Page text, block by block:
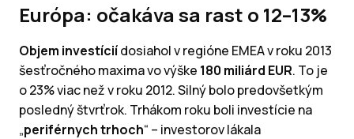
Európa: očakáva sa rast o 12–13%
Objem investíciídosiahol v regióne EMEA v roku 2013
šesťročného maxima vo výške 180 miliárd EUR. To je
o 23% viac než v roku 2012. Silný bolo predovšetkým
posledný štvrťrok. Trhákom roku boli investície na
„periférnych trhoch“ – investorov lákala